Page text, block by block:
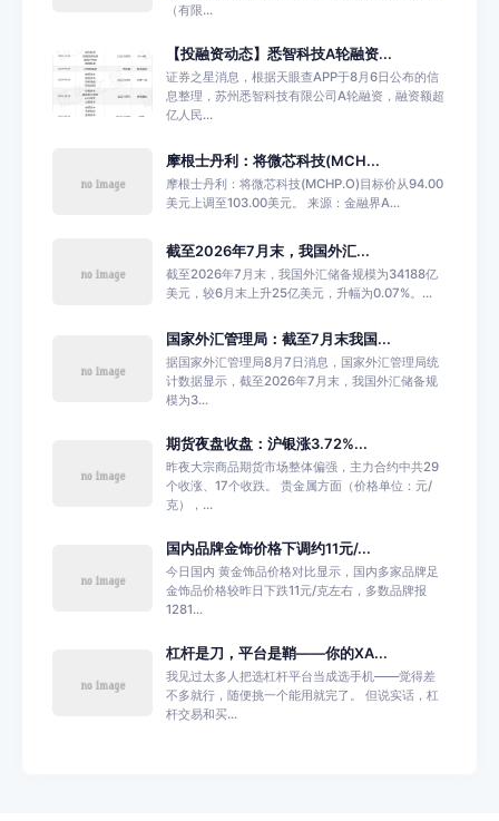
（有限...
【投融资动态】悉智科技A轮融资...
证券之星消息，根据天眼查APP于8月6日公布的信
息整理，苏州悉智科技有限公司A轮融资，融资额超
亿人民...
摩根士丹利：将微芯科技(MCH...
摩根士丹利：将微芯科技(MCHP.O)目标价从94.00
美元上调至103.00美元。 来源：金融界A...
截至2026年7月末，我国外汇...
截至2026年7月末，我国外汇储备规模为34188亿
美元，较6月末上升25亿美元，升幅为0.07%。...
国家外汇管理局：截至7月末我国...
据国家外汇管理局8月7日消息，国家外汇管理局统
计数据显示，截至2026年7月末，我国外汇储备规
模为3...
期货夜盘收盘：沪银涨3.72%...
昨夜大宗商品期货市场整体偏强，主力合约中共29
个收涨、17个收跌。 贵金属方面（价格单位：元/
克），...
国内品牌金饰价格下调约11元/...
今日国内 黄金饰品价格对比显示，国内多家品牌足
金饰品价格较昨日下跌11元/克左右，多数品牌报
1281...
杠杆是刀，平台是鞘——你的XA...
我见过太多人把选杠杆平台当成选手机——觉得差
不多就行，随便挑一个能用就完了。 但说实话，杠
杆交易和买...